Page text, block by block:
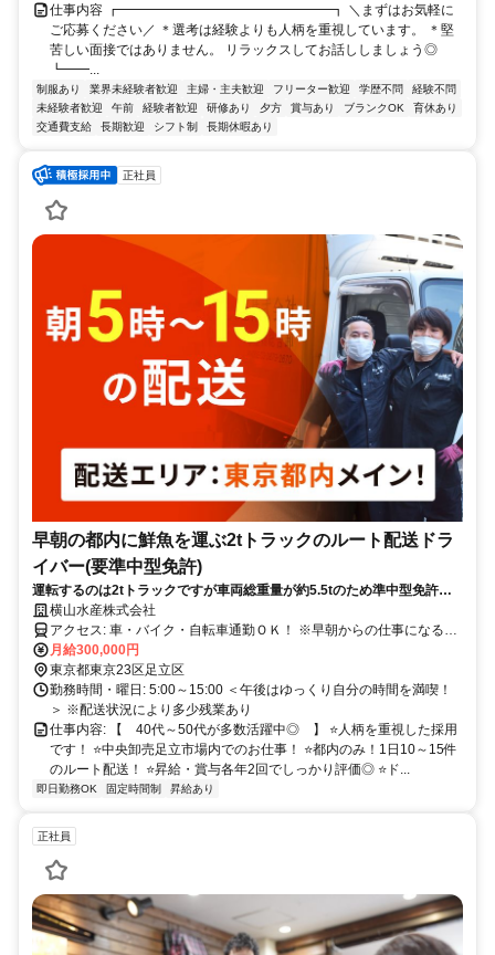
仕事内容 ┏━━━━━━━━━━━━━━━━┓ ＼まずはお気軽に
ご応募ください／ ＊選考は経験よりも人柄を重視しています。 ＊堅
苦しい面接ではありません。 リラックスしてお話ししましょう◎
┗━━...
制服あり 業界未経験者歓迎 主婦・主夫歓迎 フリーター歓迎 学歴不問
経験不問
未経験者歓迎
午前 経験者歓迎 研修あり 夕方 賞与あり ブランクOK
育休あり
交通費支給
長期歓迎 シフト制 長期休暇あり
正社員
早朝の都内に鮮魚を運ぶ2tトラックのルート配送ドラ
イバー(要準中型免許)
運転するのは2tトラックですが車両総重量が約5.5tのため準中型免許が
必須です！早朝のスタートで15時には終了◎40代～50代活躍中！
横山水産株式会社
アクセス: 車・バイク・自転車通勤ＯＫ！ ※早朝からの仕事になるた
め、 車・バイク・自転車で 通勤しているスタッフが多いです。 京成
線：千住大橋駅より徒歩2分 各線：北千住駅より徒歩13分 (日比谷線/
千代田線/つくばエクスプレス 東武スカイツリーライン/ＪＲ常磐線)
月給300,000円
東京都東京23区足立区
勤務時間・曜日: 5:00～15:00 ＜午後はゆっくり自分の時間を満喫！
＞ ※配送状況により多少残業あり
仕事内容: 【 40代～50代が多数活躍中◎ 】 ⭐人柄を重視した採用
です！ ⭐中央卸売足立市場内でのお仕事！ ⭐都内のみ！1日10～15件
のルート配送！ ⭐昇給・賞与各年2回でしっかり評価◎ ⭐ド...
即日勤務OK 固定時間制 昇給あり
正社員